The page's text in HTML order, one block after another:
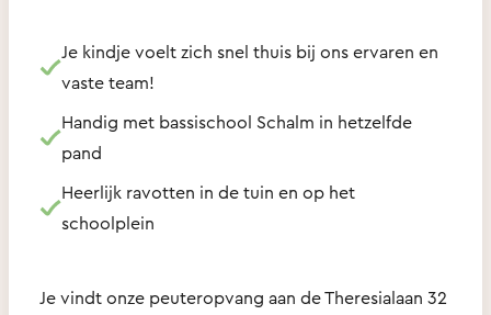
Je kindje voelt zich snel thuis bij ons ervaren en
vaste team!
Handig met bassischool Schalm in hetzelfde
pand
Heerlijk ravotten in de tuin en op het
schoolplein
Je vindt onze peuteropvang aan de Theresialaan 32